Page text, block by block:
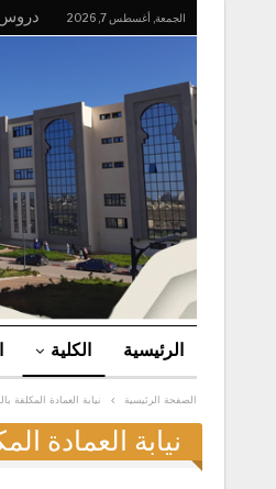
الجمعة, أغسطس 7, 2026
الرئيسية الكلية
الصفحة الرئيسية نيابة العمادة المكلفة
نيابة العمادة